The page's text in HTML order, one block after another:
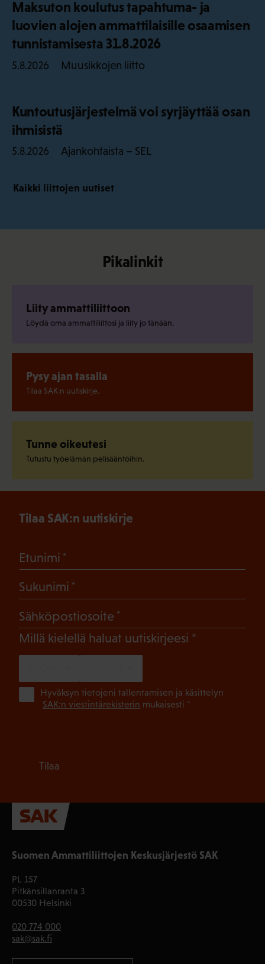
Maksuton koulutus tapahtuma- ja
luovien alojen ammattilaisille osaamisen
tunnistamisesta 31.8.2026
5.8.2026 Muusikkojen liitto
Kuntoutusjärjestelmä voi syrjäyttää osan
ihmisistä
5.8.2026 Ajankohtaista – SEL
Kaikki liittojen uutiset
Pikalinkit
Liity ammattiliittoon
Löydä oma ammattiliittosi ja liity jo tänään.
Pysy ajan tasalla
Tilaa SAK:n uutiskirje.
Tunne oikeutesi
Tutustu työelämän pelisääntöihin.
Suomen Ammattiliittojen Keskusjärjestö SAK
PL 157
Pitkänsillanranta 3
00530 Helsinki
020 774 000
sak@sak.fi
Tilaa SAK:n uutiskirje
Etunimi
Sukunimi
Sähköpostiosoite
Millä kielellä haluat uutiskirjeesi (Pakollinen)
Hyväksyn tietojeni tallentamisen ja käsittelyn
SAK:n viestintärekisterin mukaisesti *
Tilaa